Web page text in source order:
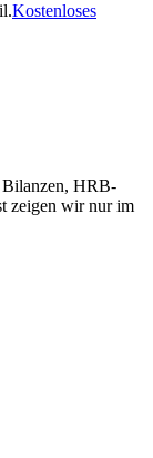
Kostenloses
HRB-
zeigen wir nur im